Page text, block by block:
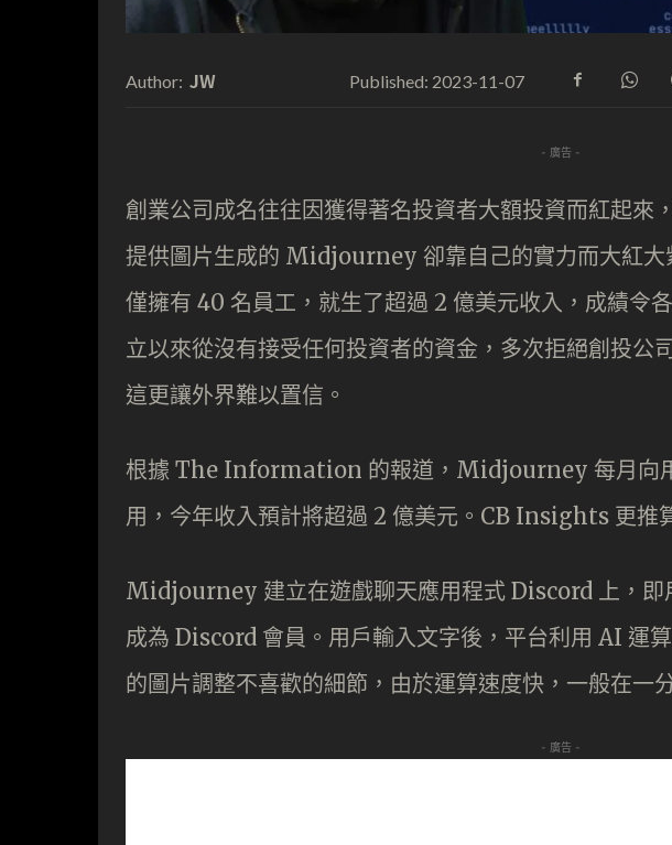
Author: JW Published: 2023-11-07
- 廣告 -
創業公司成名往往因獲得著名投資者大額投資而紅起來
提供圖片生成的 Midjourney 卻靠自己的實力而大紅大
僅擁有 40 名員工，就生了超過 2 億美元收入，成績令
立以來從沒有接受任何投資者的資金，多次拒絕創投公
這更讓外界難以置信。
根據 The Information 的報道，Midjourney 每月向用
用，今年收入預計將超過 2 億美元。CB Insights 更推
Midjourney 建立在遊戲聊天應用程式 Discord 上，即
成為 Discord 會員。用戶輸入文字後，平台利用 AI 運
的圖片調整不喜歡的細節，由於運算速度快，一般在一
- 廣告 -